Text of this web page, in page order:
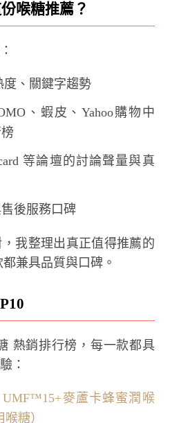
喉糖推薦？
度、關鍵字趨勢
、蝦皮、Yahoo購物中
等論壇的討論聲量與真
後服務口碑
我整理出真正值得推薦的
兼具品質與口碑。
熱銷排行榜，每一款都具
：
UMF™15+麥蘆卡蜂蜜潤喉
糖）